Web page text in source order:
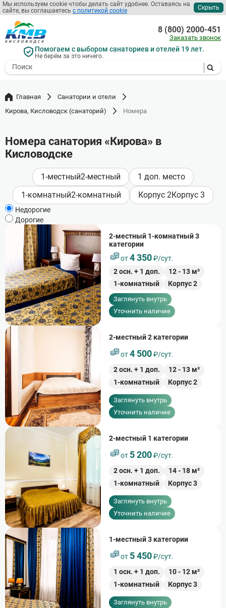
Мы используем cookie чтобы делать сайт удобнее. Оставаясь на
сайте, вы соглашаетесь с политикой cookie Скрыть
Перейти
основному
содержаниюПомогаем с выбором санаториев и отелей 19 лет.
Не берём за это ничего.
- I agree to the processing of my
8 (800) 2000-451
Заказать звонок
Главная
Санатории и отели
Кирова, Кисловодск (санаторий)
Номера
Номера санатория «Кирова» в
Кисловодске
1-местный2-местный
1 доп. место
1-комнатный2-комнатный Корпус 2Корпус 3
Недорогие
Дорогие
2-местный 1-комнатный 3
категории
от4 350₽/сут.
2осн. + 1 доп. 12- 13м²
1-комнатный
Корпус 2
Заглянуть внутрь
Уточнить наличие
2-местный 2 категории
от4 500₽/сут.
2осн. + 1 доп. 12- 13м²
1-комнатный
Корпус 2
Заглянуть внутрь
Уточнить наличие
2-местный 1 категории
от 5 200₽/сут.
2осн. + 1 доп. 14- 18м²
1-комнатный
Корпус 3
Заглянуть внутрь
Уточнить наличие
1-местный 3 категории
от 5 450₽/сут.
1 осн. + 1 доп. 10- 12м²
1-комнатный
Корпус 3
Заглянуть внутрь